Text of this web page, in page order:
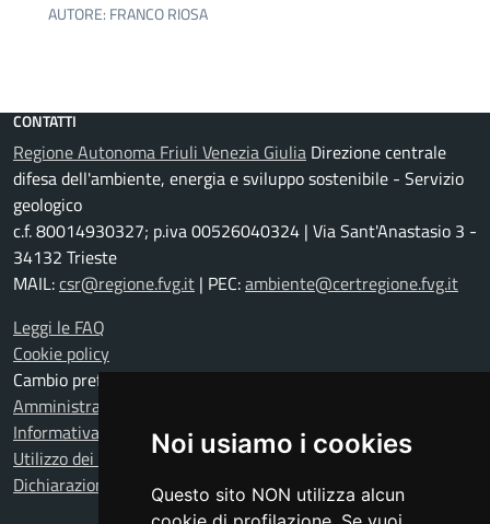
Noi usiamo i cookies
Questo sito NON utilizza alcun
AUTORE: FRANCO RIOSA
CONTATTI
Regione Autonoma Friuli Venezia Giulia Direzione centrale
difesa dell'ambiente, energia e sviluppo sostenibile - Servizio
geologico
c.f. 80014930327; p.iva 00526040324 | Via Sant'Anastasio 3 -
34132 Trieste
MAIL:csr@regione.fvg.it | PEC:ambiente@certregione.fvg.it
Leggi le FAQ
Cookie policy
Cambio preferenze cookie
Amministrazione trasparente
Informativa privacy
Utilizzo dei dati
Dichiarazione di accessibilità